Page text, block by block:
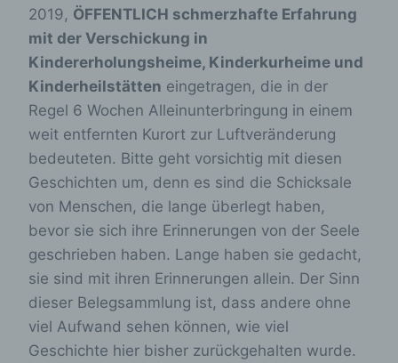
2019, ÖFFENTLICH schmerzhafte Erfahrung
mit der Verschickung in
Kindererholungsheime, Kinderkurheime und
Kinderheilstätten eingetragen, die in der
Regel 6 Wochen Alleinunterbringung in einem
weit entfernten Kurort zur Luftveränderung
bedeuteten. Bitte geht vorsichtig mit diesen
Geschichten um, denn es sind die Schicksale
von Menschen, die lange überlegt haben,
bevor sie sich ihre Erinnerungen von der Seele
geschrieben haben. Lange haben sie gedacht,
sie sind mit ihren Erinnerungen allein. Der Sinn
dieser Belegsammlung ist, dass andere ohne
viel Aufwand sehen können, wie viel
Geschichte hier bisher zurückgehalten wurde.